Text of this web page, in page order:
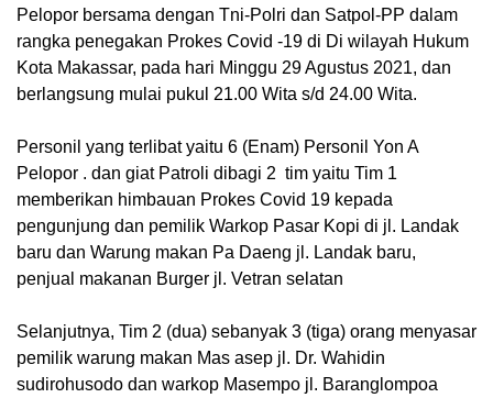
Pelopor bersama dengan Tni-Polri dan Satpol-PP dalam
rangka penegakan Prokes Covid -19 di Di wilayah Hukum
Kota Makassar, pada hari Minggu 29 Agustus 2021, dan
berlangsung mulai pukul 21.00 Wita s/d 24.00 Wita.
Personil yang terlibat yaitu 6 (Enam) Personil Yon A
Pelopor . dan giat Patroli dibagi 2 tim yaitu Tim 1
memberikan himbauan Prokes Covid 19 kepada
pengunjung dan pemilik Warkop Pasar Kopi di jl. Landak
baru dan Warung makan Pa Daeng jl. Landak baru,
penjual makanan Burger jl. Vetran selatan
Selanjutnya, Tim 2 (dua) sebanyak 3 (tiga) orang menyasar
pemilik warung makan Mas asep jl. Dr. Wahidin
sudirohusodo dan warkop Masempo jl. Baranglompoa